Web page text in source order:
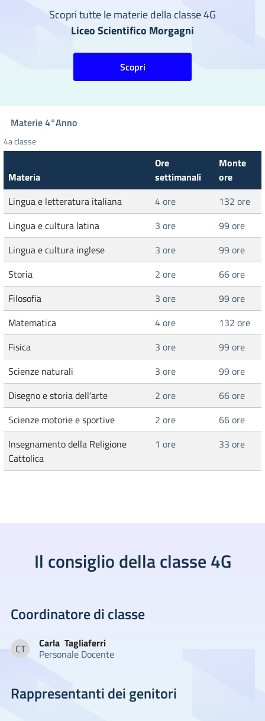
Scopri tutte le materie della classe 4G
Liceo Scientifico Morgagni
Scopri
Materie4°Anno
4a classe
Materia
Ore
settimanali
Monte
ore
Lingua e letteratura italiana
4 ore
132 ore
Lingua e cultura latina
3 ore
99 ore
Lingua e cultura inglese
3 ore
99 ore
Storia
2 ore
66 ore
Filosofia
3 ore
99 ore
Matematica
4 ore
132 ore
Fisica
3 ore
99 ore
Scienze naturali
3 ore
99 ore
Disegno e storia dell'arte
2 ore
66 ore
Scienze motorie e sportive
2 ore
66 ore
Insegnamento della Religione
Cattolica
1 ore 33 ore
Il consiglio della classe 4G
Coordinatore di classe
CT
Carla Tagliaferri
Carla Tagliaferri
Personale Docente
Rappresentanti dei genitori